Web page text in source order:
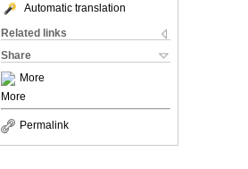
Automatic translation
Related links
Share
More
More
Permalink